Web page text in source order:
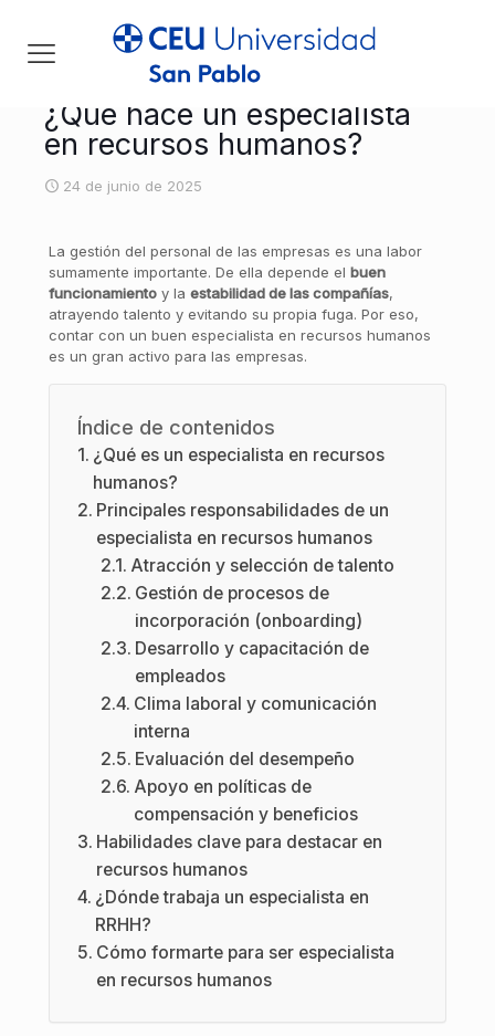
¿Qué hace un especialista
en recursos humanos?
24 de junio de 2025
La gestión del personal de las empresas es una labor
sumamente importante. De ella depende el buen
funcionamientoy la estabilidad de las compañías,
atrayendo talento y evitando su propia fuga. Por eso,
contar con un buen especialista en recursos humanos
es un gran activo para las empresas.
Índice de contenidos
¿Qué es un especialista en recursos
humanos?
Principales responsabilidades de un
especialista en recursos humanos
Atracción y selección de talento
Gestión de procesos de
incorporación (onboarding)
Desarrollo y capacitación de
empleados
Clima laboral y comunicación
interna
Evaluación del desempeño
Apoyo en políticas de
compensación y beneficios
Habilidades clave para destacar en
recursos humanos
¿Dónde trabaja un especialista en
RRHH?
Cómo formarte para ser especialista
en recursos humanos